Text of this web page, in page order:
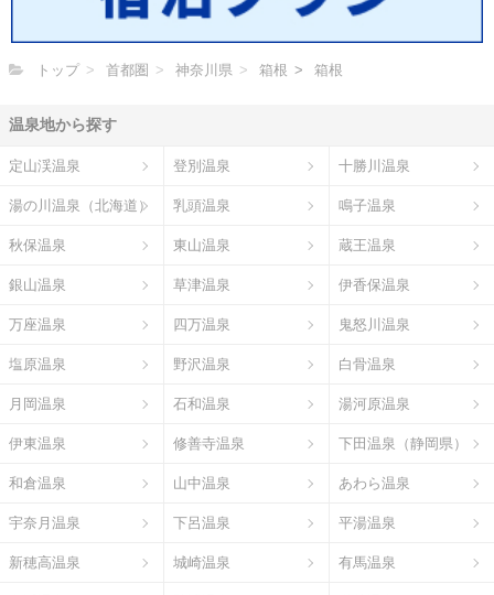
トップ 首都圏 神奈川県 箱根 箱根
温泉地から探す
定山渓温泉 登別温泉 十勝川温泉
湯の川温泉（北海道） 乳頭温泉 鳴子温泉
秋保温泉 東山温泉 蔵王温泉
銀山温泉 草津温泉 伊香保温泉
万座温泉 四万温泉 鬼怒川温泉
塩原温泉 野沢温泉 白骨温泉
月岡温泉 石和温泉 湯河原温泉
伊東温泉 修善寺温泉 下田温泉（静岡県）
和倉温泉 山中温泉 あわら温泉
宇奈月温泉 下呂温泉 平湯温泉
新穂高温泉 城崎温泉 有馬温泉